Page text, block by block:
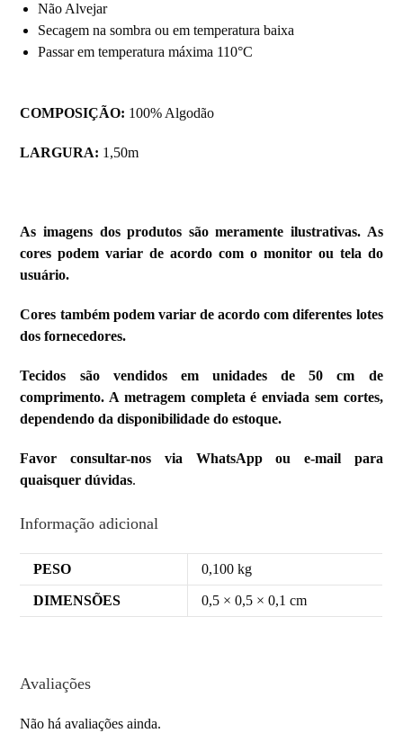
Não Alvejar
Secagem na sombra ou em temperatura baixa
Passar em temperatura máxima 110°C
COMPOSIÇÃO: 100% Algodão
LARGURA: 1,50m
As imagens dos produtos são meramente ilustrativas. As
cores podem variar de acordo com o monitor ou tela do
usuário.
Cores também podem variar de acordo com diferentes lotes
dos fornecedores.
Tecidos são vendidos em unidades de 50 cm de
comprimento. A metragem completa é enviada sem cortes,
dependendo da disponibilidade do estoque.
Favor consultar-nos via WhatsApp ou e-mail para
quaisquer dúvidas.
Informação adicional
PESO 0,100 kg
DIMENSÕES 0,5 × 0,5 × 0,1 cm
Avaliações
Não há avaliações ainda.